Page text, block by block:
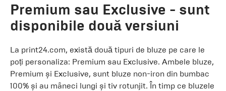
Premium sau Exclusive - sunt
disponibile două versiuni
La print24.com, există două tipuri de bluze pe care le
poți personaliza: Premium sau Exclusive. Ambele bluze,
Premium și Exclusive, sunt bluze non-iron din bumbac
100% și au mâneci lungi și tiv rotunjit. În timp ce bluzele